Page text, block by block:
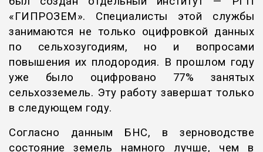
«ГИПРОЗЕМ». Специалисты этой службы
занимаются не только оцифровкой данных
по сельхозугодиям, но и вопросами
повышения их плодородия. В прошлом году
уже было оцифровано 77% занятых
сельхозземель. Эту работу завершат только
в следующем году.
Согласно данным БНС, в зерноводстве
состояние земель намного лучше, чем в